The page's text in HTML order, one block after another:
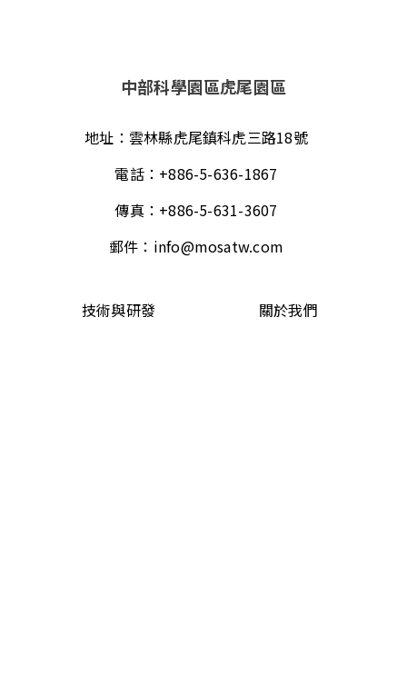
中部科學園區虎尾園區
地址： 雲林縣虎尾鎮科虎三路18號
電話： +886-5-636-1867
傳真： +886-5-631-3607
郵件： info@mosatw.com
技術與研發
關於我們